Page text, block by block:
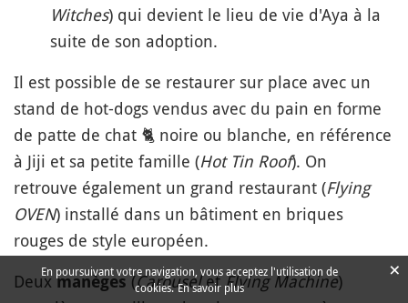
Witches) qui devient le lieu de vie d'Aya à la
suite de son adoption.
Il est possible de se restaurer sur place avec un
stand de hot-dogs vendus avec du pain en forme
de patte de chat 🐈 noire ou blanche, en référence
à Jiji et sa petite famille (Hot Tin Roof). On
retrouve également un grand restaurant (Flying
OVEN) installé dans un bâtiment en briques
rouges de style européen.
Deux manèges(CarouseletFlying Machine)
En poursuivant votre navigation, vous acceptez l'utilisation de
cookies. En savoir plus
×